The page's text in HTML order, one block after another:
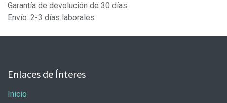
Garantía de devolución de 30 días
Envío: 2-3 días laborales
Enlaces de Ínteres
Inicio